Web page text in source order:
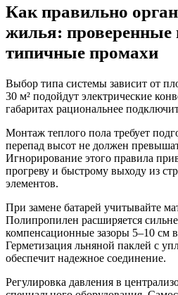
Как правильно
жилья: проверенные
типичные промахи
Выбор типа системы зависит от
30 м² подойдут электрические
габаритах рациональнее
Монтаж теплого пола требует
перепад высот не должен
Игнорирование этого правила
прогреву и быстрому выходу из
элементов.
При замене батарей учитывайте
Полипропилен расширяется
компенсационные зазоры 5–10 см
Герметизация льняной паклей с
обеспечит надежное соединение.
Регулировка давления в